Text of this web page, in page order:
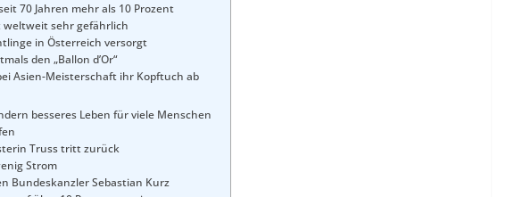
70 Jahren mehr als 10 Prozent
sehr gefährlich
in Österreich versorgt
den „Ballon d’Or“
Asien-Meisterschaft ihr Kopftuch ab
besseres Leben für viele Menschen
Truss tritt zurück
Strom
Bundeskanzler Sebastian Kurz